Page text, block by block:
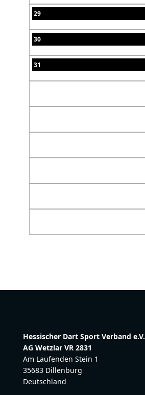
29
30
31
Hessischer Dart Sport Verband e.V.
AG Wetzlar VR 2831
Am Laufenden Stein 1
35683 Dillenburg
Deutschland